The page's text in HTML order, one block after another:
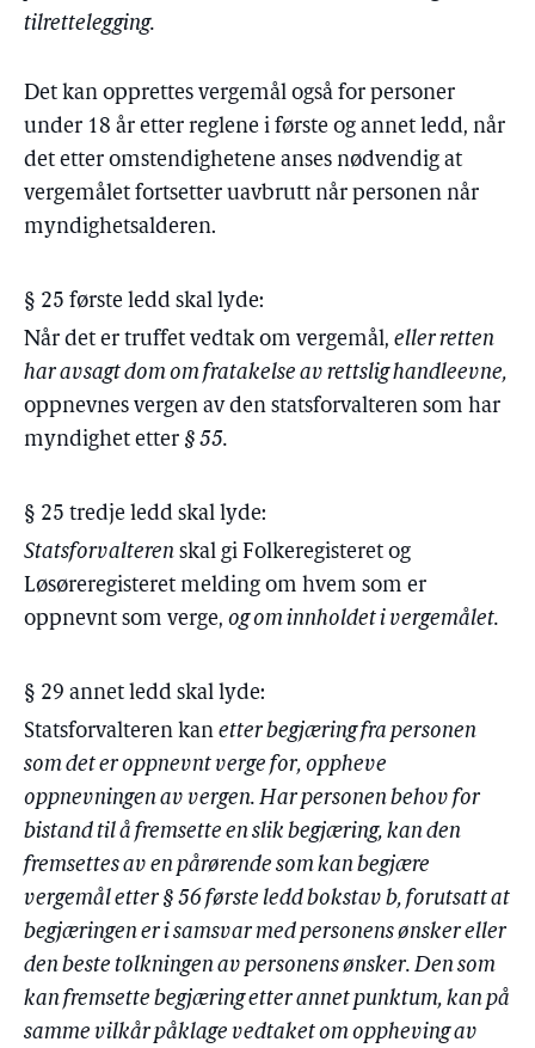
tilrettelegging.
Det kan opprettes vergemål også for personer
under 18 år etter reglene i første og annet ledd, når
det etter omstendighetene anses nødvendig at
vergemålet fortsetter uavbrutt når personen når
myndighetsalderen.
§ 25 første ledd skal lyde:
Når det er truffet vedtak om vergemål, eller retten
har avsagt dom om fratakelse av rettslig handleevne,
oppnevnes vergen av den statsforvalteren som har
myndighet etter § 55.
§ 25 tredje ledd skal lyde:
Statsforvalteren skal gi Folkeregisteret og
Løsøreregisteret melding om hvem som er
oppnevnt som verge, og om innholdet i vergemålet.
§ 29 annet ledd skal lyde:
Statsforvalteren kan etter begjæring fra personen
som det er oppnevnt verge for, oppheve
oppnevningen av vergen. Har personen behov for
bistand til å fremsette en slik begjæring, kan den
fremsettes av en pårørende som kan begjære
vergemål etter § 56 første ledd bokstav b, forutsatt at
begjæringen er i samsvar med personens ønsker eller
den beste tolkningen av personens ønsker. Den som
kan fremsette begjæring etter annet punktum, kan på
samme vilkår påklage vedtaket om oppheving av